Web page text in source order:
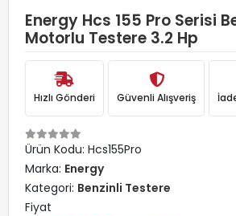
Energy Hcs 155 Pro Serisi
Motorlu Testere 3.2 Hp
Hızlı Gönderi Güvenli Alışveriş
Ürün Kodu: Hcs155Pro
Marka: Energy
Kategori: Benzinli Testere
Fiyat